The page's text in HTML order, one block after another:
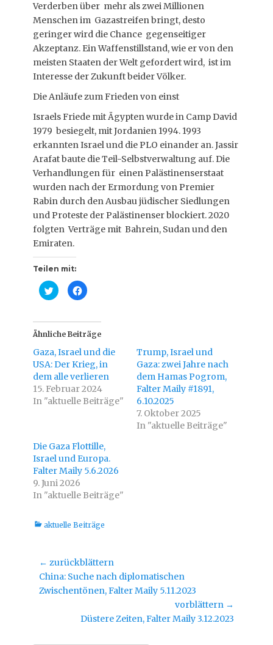
Verderben über mehr als zwei Millionen
Menschen im Gazastreifen bringt, desto
geringer wird die Chance gegenseitiger
Akzeptanz. Ein Waffenstillstand, wie er von den
meisten Staaten der Welt gefordert wird, ist im
Interesse der Zukunft beider Völker.
Die Anläufe zum Frieden von einst
Israels Friede mit Ägypten wurde in Camp David
1979 besiegelt, mit Jordanien 1994. 1993
erkannten Israel und die PLO einander an. Jassir
Arafat baute die Teil-Selbstverwaltung auf. Die
Verhandlungen für einen Palästinenserstaat
wurden nach der Ermordung von Premier
Rabin durch den Ausbau jüdischer Siedlungen
und Proteste der Palästinenser blockiert. 2020
folgten Verträge mit Bahrein, Sudan und den
Emiraten.
Teilen mit:
K
l
,
u
m
ü
b
e
r
T
w
i
t
t
t
e
i
l
e
n
(
W
i
i
n
e
m
F
e
n
s
K
l
,
u
m
u
f
F
a
c
e
b
o
t
e
i
l
e
W
i
i
n
e
m
F
e
n
s
r
Ähnliche Beiträge
Gaza, Israel und die
USA: Der Krieg, in
dem alle verlieren
15. Februar 2024
In "aktuelle Beiträge"
Trump, Israel und
Gaza: zwei Jahre nach
dem Hamas Pogrom,
Falter Maily #1891,
6.10.2025
7. Oktober 2025
In "aktuelle Beiträge"
Die Gaza Flottille,
Israel und Europa.
Falter Maily 5.6.2026
9. Juni 2026
In "aktuelle Beiträge"
Kategorien
aktuelle Beiträge
Beitragsnavigation
← zurückblättern
Vorheriger
Beitrag:
China: Suche nach diplomatischen
Zwischentönen, Falter Maily 5.11.2023
vorblättern →
Düstere Zeiten, Falter Maily 3.12.2023